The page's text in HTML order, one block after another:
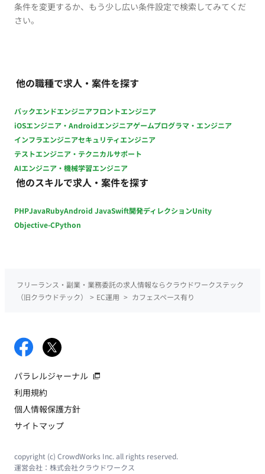
条件を変更するか、もう少し広い条件設定で検索してみてくだ
さい。
他の職種で求人・案件を探す
バックエンドエンジニアフロントエンジニア
iOSエンジニア・Androidエンジニアゲームプログラマ・エンジニア
インフラエンジニアセキュリティエンジニア
テストエンジニア・テクニカルサポート
AIエンジニア・機械学習エンジニア
他のスキルで求人・案件を探す
PHPJavaRubyAndroid JavaSwift開発ディレクションUnity
Objective-CPython
フリーランス・副業・業務委託の求人情報ならクラウドワークステック
（旧クラウドテック）
> EC運用 > カフェスペース有り
パラレルジャーナル
利用規約
個人情報保護方針
サイトマップ
copyright (c) CrowdWorks Inc. all rights reserved.
運営会社： 株式会社クラウドワークス